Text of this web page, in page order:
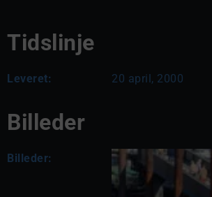
Tidslinje
Leveret: 20 april, 2000
Billeder
Billeder: